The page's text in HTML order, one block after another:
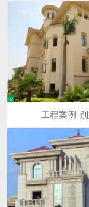
工程案例-